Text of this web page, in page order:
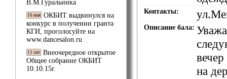
В.М.Гуральника
16 мая ОКБИТ выдвинулся на
конкурс в получении гранта
КГИ, проголосуйте на
www.dancesalon.ru
11 окт Внеочередное открытое
Общее собрание ОКБИТ
10.10.15г.
Контакты:
Описание бала:
на